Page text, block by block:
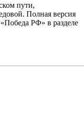
пути,
Полная версия
РФ» в разделе